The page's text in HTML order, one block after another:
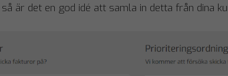
är det en god idé att samla in detta från dina